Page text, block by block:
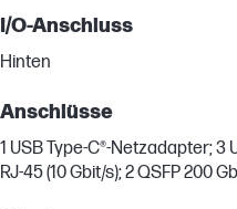
I/O-Anschluss
Hinten
Anschlüsse
1 USB Type-C®-Netzadapter; 3
RJ-45 (10 Gbit/s); 2 QSFP 200